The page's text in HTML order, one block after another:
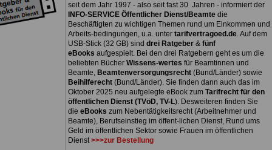
seit dem Jahr 1997 - also seit fast 30 Jahren - informiert der
INFO-SERVICE Öffentlicher Dienst/Beamtedie
Beschäftigten zu wichtigen Themen rund um Einkommen und
Arbeits-bedingungen, u.a. unter tarifvertragoed.de. Auf dem
USB-Stick (32 GB) sind drei Ratgeber& fünf
eBooks aufgespielt. Bei den drei Ratgebern geht es um die
beliebten Bücher Wissens-wertes für Beamtinnen und
Beamte, Beamtenversorgungsrecht(Bund/Länder) sowie
Beihilferecht(Bund/Länder). Sie finden dann auch das im
Oktober 2025 neu aufgelegte eBook zum Tarifrecht für den
öffentlichen Dienst (TVöD, TV-L). Desweiteren finden Sie
die eBooks zum Nebentätigkeitsrecht (Arbeitnehmer und
Beamte), Berufseinstieg im öffent-lichen Dienst, Rund ums
Geld im öffentlichen Sektor sowie Frauen im öffentlichen
Dienst>>>zur Bestellung